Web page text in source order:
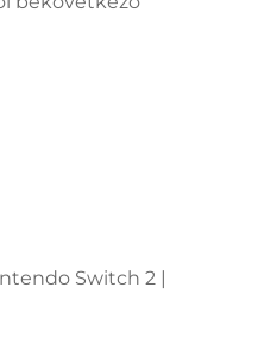
Switch 2 |